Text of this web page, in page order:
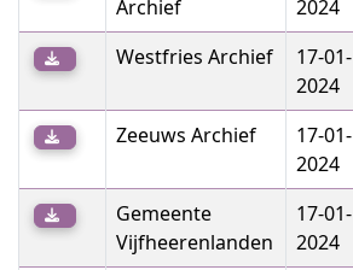
Archief
2024
Westfries Archief
17-01-
2024
Zeeuws Archief
17-01-
2024
Gemeente
Vijfheerenlanden
17-01-
2024